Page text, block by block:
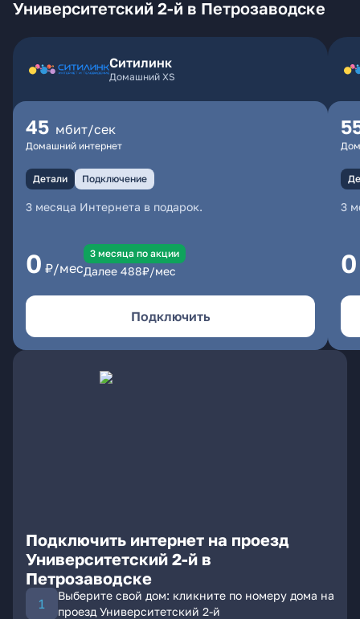
Университетский 2-й в Петрозаводске
Ситилинк
Домашний XS
45 мбит/сек
Домашний интернет
Детали Подключение
3 месяца Интернета в подарок.
0 ₽/мес
3 месяцa по акции
Далее 488₽/мес
Подключить
3
0
Подключить интернет на проезд
Университетский 2-й в
Петрозаводске
Выберите свой дом: кликните по номеру дома на
проезд Университетский 2-й